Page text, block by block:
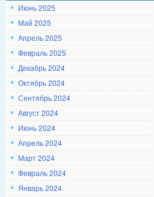
Июнь 2025
Май 2025
Апрель 2025
Февраль 2025
Декабрь 2024
Октябрь 2024
Сентябрь 2024
Август 2024
Июнь 2024
Апрель 2024
Март 2024
Февраль 2024
Январь 2024